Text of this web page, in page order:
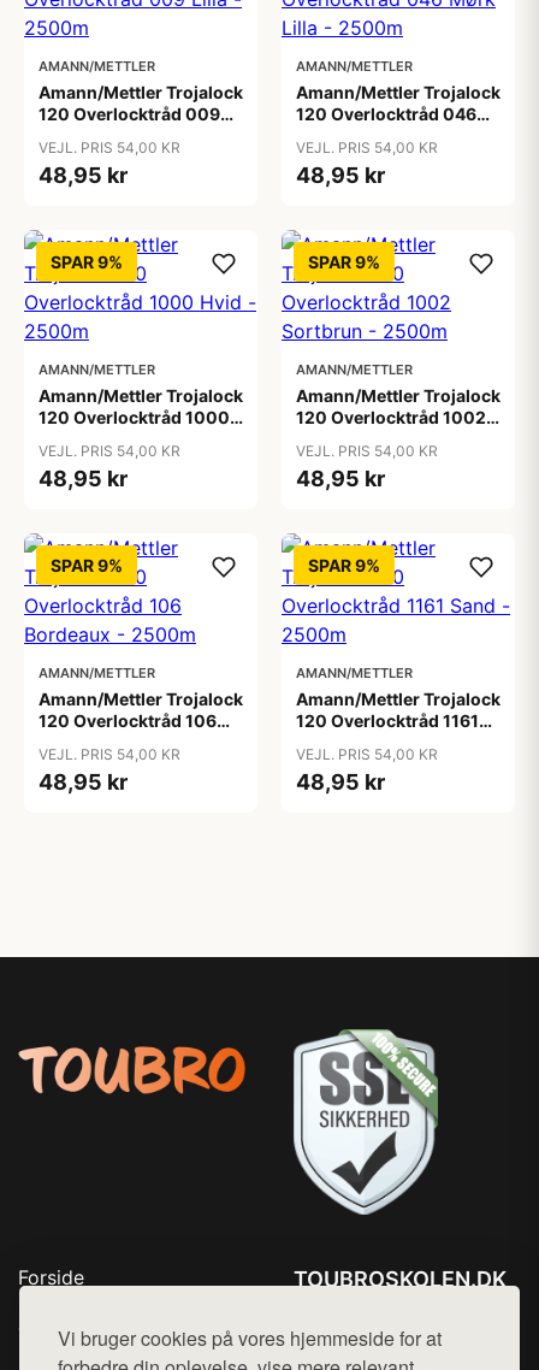
Vi bruger cookies på vores hjemmeside for at
AMANN/METTLER
Amann/Mettler Trojalock
120 Overlocktråd 009
VEJL. PRIS 54,00 KR
48,95 kr
AMANN/METTLER
Amann/Mettler Trojalock
120 Overlocktråd 046
VEJL. PRIS 54,00 KR
48,95 kr
SPAR 9%
AMANN/METTLER
Amann/Mettler Trojalock
120 Overlocktråd 1000
VEJL. PRIS 54,00 KR
48,95 kr
SPAR 9%
AMANN/METTLER
Amann/Mettler Trojalock
120 Overlocktråd 1002
VEJL. PRIS 54,00 KR
48,95 kr
SPAR 9%
AMANN/METTLER
Amann/Mettler Trojalock
120 Overlocktråd 106
VEJL. PRIS 54,00 KR
48,95 kr
SPAR 9%
AMANN/METTLER
Amann/Mettler Trojalock
120 Overlocktråd 1161
VEJL. PRIS 54,00 KR
48,95 kr
Forside
Top Rabatter
Blog
TOUBROSKOLEN.DK
Mail: hej@want.dk